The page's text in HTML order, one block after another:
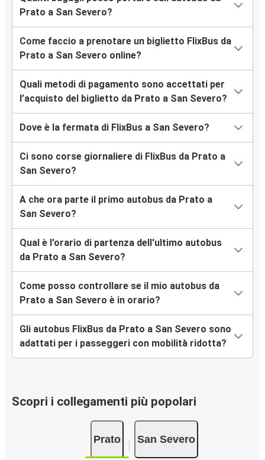
Prato a San Severo?
Come faccio a prenotare un biglietto FlixBus da
Prato a San Severo online?
Quali metodi di pagamento sono accettati per
l’acquisto del biglietto da Prato a San Severo?
Dove è la fermata di FlixBus a San Severo?
Ci sono corse giornaliere di FlixBus da Prato a
San Severo?
A che ora parte il primo autobus da Prato a
San Severo?
Qual è l'orario di partenza dell'ultimo autobus
da Prato a San Severo?
Come posso controllare se il mio autobus da
Prato a San Severo è in orario?
Gli autobus FlixBus da Prato a San Severo sono
adattati per i passeggeri con mobilità ridotta?
Scopri i collegamenti più popolari
Prato San Severo